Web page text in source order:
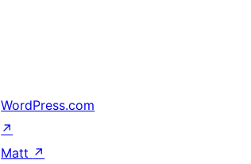
WordPress.com
↗
Matt ↗